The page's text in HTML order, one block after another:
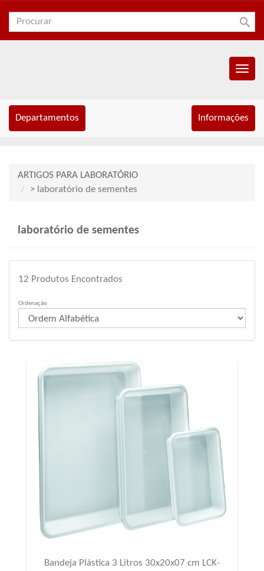
search
Menu
Departamentos Informações
ARTIGOS PARA LABORATÓRIO
> laboratório de sementes
laboratório de sementes
12 Produtos Encontrados
Ordenação
Bandeja Plástica 3 Litros 30x20x07 cm LCK-